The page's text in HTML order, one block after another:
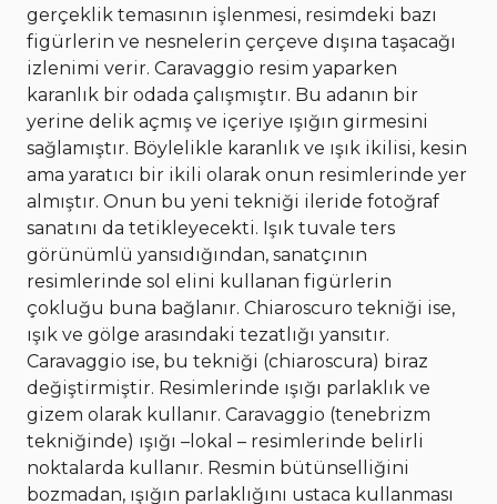
gerçeklik temasının işlenmesi, resimdeki bazı
figürlerin ve nesnelerin çerçeve dışına taşacağı
izlenimi verir. Caravaggio resim yaparken
karanlık bir odada çalışmıştır. Bu adanın bir
yerine delik açmış ve içeriye ışığın girmesini
sağlamıştır. Böylelikle karanlık ve ışık ikilisi, kesin
ama yaratıcı bir ikili olarak onun resimlerinde yer
almıştır. Onun bu yeni tekniği ileride fotoğraf
sanatını da tetikleyecekti. Işık tuvale ters
görünümlü yansıdığından, sanatçının
resimlerinde sol elini kullanan figürlerin
çokluğu buna bağlanır. Chiaroscuro tekniği ise,
ışık ve gölge arasındaki tezatlığı yansıtır.
Caravaggio ise, bu tekniği (chiaroscura) biraz
değiştirmiştir. Resimlerinde ışığı parlaklık ve
gizem olarak kullanır. Caravaggio (tenebrizm
tekniğinde) ışığı –lokal – resimlerinde belirli
noktalarda kullanır. Resmin bütünselliğini
bozmadan, ışığın parlaklığını ustaca kullanması